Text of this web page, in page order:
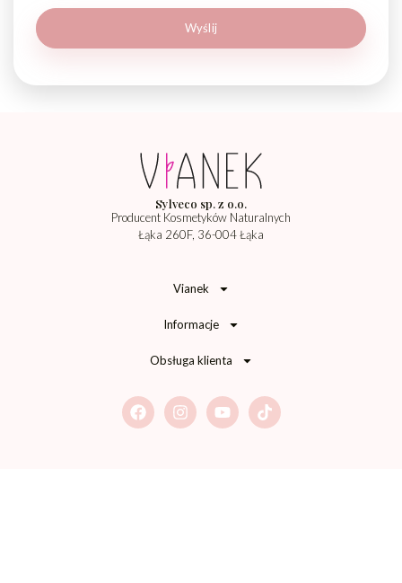
Sylveco sp. z o.o.
Producent Kosmetyków Naturalnych
Łąka 260F, 36-004 Łąka
Vianek
Informacje
Obsługa klienta